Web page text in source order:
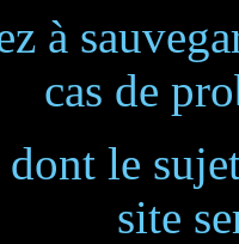
à
cas de
dont le
site